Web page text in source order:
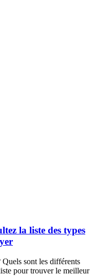
la liste des types
sont les différents
pour trouver le meilleur